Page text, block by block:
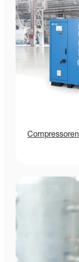
Compressoren